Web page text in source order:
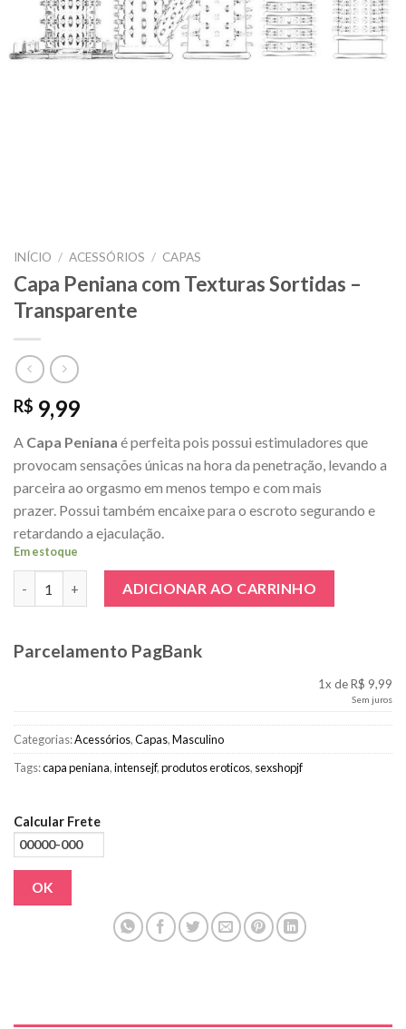
INÍCIO / ACESSÓRIOS / CAPAS
Capa Peniana com Texturas Sortidas –
Transparente
R$ 9,99
A Capa Peniana é perfeita pois possui estimuladores que
provocam sensações únicas na hora da penetração, levando a
parceira ao orgasmo em menos tempo e com mais
prazer. Possui também encaixe para o escroto segurando e
retardando a ejaculação.
Em estoque
ADICIONAR AO CARRINHO
Parcelamento PagBank
1x de R$ 9,99
Sem juros
Categorias:Acessórios,Capas,Masculino
Tags:capa peniana,intensejf,produtos eroticos, sexshopjf
Calcular Frete
OK